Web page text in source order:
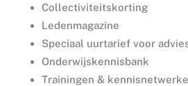
Collectiviteitskorting
Ledenmagazine
Speciaal uurtarief voor
Onderwijskennisbank
Trainingen &